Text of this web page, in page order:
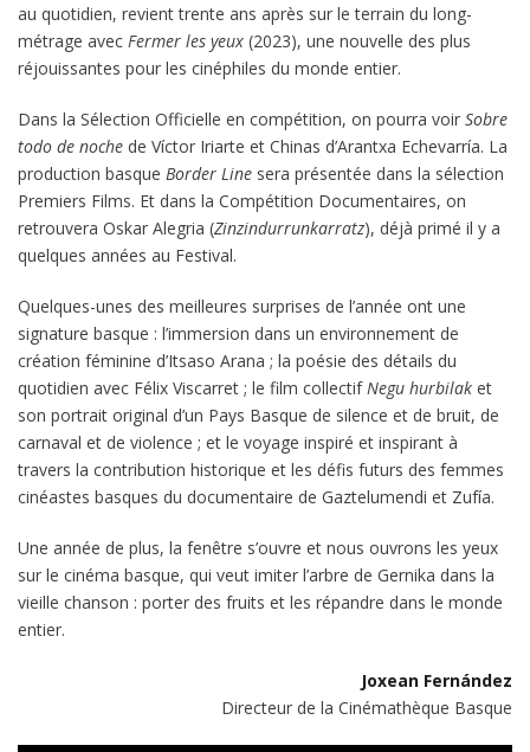
au quotidien, revient trente ans après sur le terrain du long-
métrage avec Fermer les yeux (2023), une nouvelle des plus
réjouissantes pour les cinéphiles du monde entier.
Dans la Sélection Officielle en compétition, on pourra voir Sobre
todo de noche de Víctor Iriarte et Chinas d’Arantxa Echevarría. La
production basque Border Line sera présentée dans la sélection
Premiers Films. Et dans la Compétition Documentaires, on
retrouvera Oskar Alegria (Zinzindurrunkarratz), déjà primé il y a
quelques années au Festival.
Quelques-unes des meilleures surprises de l’année ont une
signature basque : l’immersion dans un environnement de
création féminine d’Itsaso Arana ; la poésie des détails du
quotidien avec Félix Viscarret ; le film collectifNegu hurbilak et
son portrait original d’un Pays Basque de silence et de bruit, de
carnaval et de violence ; et le voyage inspiré et inspirant à
travers la contribution historique et les défis futurs des femmes
cinéastes basques du documentaire de Gaztelumendi et Zufía.
Une année de plus, la fenêtre s’ouvre et nous ouvrons les yeux
sur le cinéma basque, qui veut imiter l’arbre de Gernika dans la
vieille chanson : porter des fruits et les répandre dans le monde
entier.
Joxean Fernández
Directeur de la Cinémathèque Basque